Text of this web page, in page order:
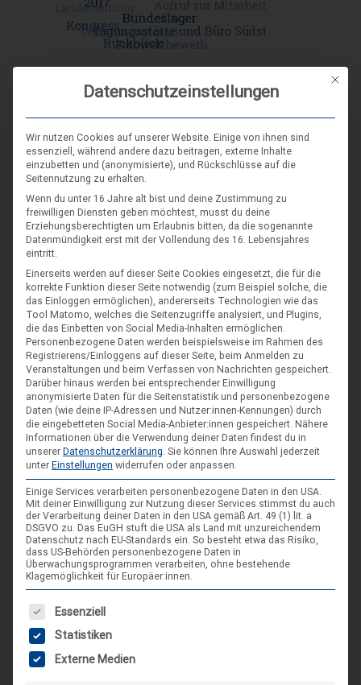
ARR|JEL Sommertreffen 2026
21. Aug. 26
Blankenburg (Harz)-Wienrode
4. Sep. 26
Hameln
04
Sep.
Spieleseminar - Werde zur Spielfigur“ -
Spiele im XXL-Format
4. Sep. 26
Suderburg
[alle Veranstaltungen]
AKTUELLE BEITRÄGE AUF INSTAGRAM
Mit
Datenschutzeinstellungen
Wir nutzen Cookies auf unserer Website. Einige von ihnen sind
essenziell, während andere dazu beitragen, externe Inhalte
einzubetten und (anonymisierte), und Rückschlüsse auf die
Seitennutzung zu erhalten.
Wenn du unter 16 Jahre alt bist und deine Zustimmung zu
freiwilligen Diensten geben möchtest, musst du deine
Erziehungsberechtigten um Erlaubnis bitten, da die sogenannte
Datenmündigkeit erst mit der Vollendung des 16. Lebensjahres
eintritt.
Einerseits werden auf dieser Seite Cookies eingesetzt, die für die
korrekte Funktion dieser Seite notwendig (zum Beispiel solche, die
das Einloggen ermöglichen), andererseits Technologien wie das
Tool Matomo, welches die Seitenzugriffe analysiert, und Plugins,
die das Einbetten von Social Media-Inhalten ermöglichen.
Personenbezogene Daten werden beispielsweise im Rahmen des
Registrierens/Einloggens auf dieser Seite, beim Anmelden zu
Veranstaltungen und beim Verfassen von Nachrichten gespeichert.
Darüber hinaus werden bei entsprechender Einwilligung
anonymisierte Daten für die Seitenstatistik und personenbezogene
Daten (wie deine IP-Adressen und Nutzer:innen-Kennungen) durch
die eingebetteten Social Media-Anbieter:innen gespeichert. Nähere
Informationen über die Verwendung deiner Daten findest du in
unserer Datenschutzerklärung Sie können Ihre Auswahl jederzeit
unter Einstellungen widerrufen oder anpassen.
Einige Services verarbeiten personenbezogene Daten in den USA.
Mit deiner Einwilligung zur Nutzung dieser Services stimmst du auch
der Verarbeitung deiner Daten in den USA gemäß Art. 49 (1) lit. a
DSGVO zu. Das EuGH stuft die USA als Land mit unzureichendem
Datenschutz nach EU-Standards ein. So besteht etwa das Risiko,
dass US-Behörden personenbezogene Daten in
Überwachungsprogrammen verarbeiten, ohne bestehende
Klagemöglichkeit für Europäer:innen.
Es folgt eine Liste der Service-Gruppen, für die eine
Essenziell
Statistiken
Externe Medien